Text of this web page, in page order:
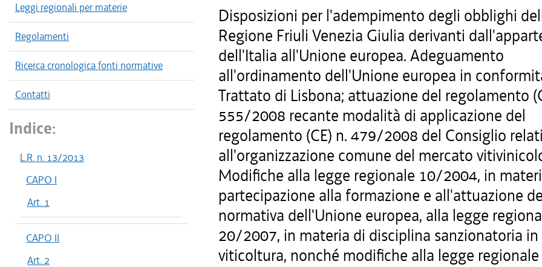
Leggi regionali per materie
Regolamenti
Ricerca cronologica fonti normative
Contatti
Indice:
L.R. n. 13/2013
CAPO I
Art. 1
CAPO II
Art. 2
Disposizioni per l'adempimento degli obblighi
Regione Friuli Venezia Giulia derivanti
dell'Italia all'Unione europea. Adeguamento
all'ordinamento dell'Unione europea in
Trattato di Lisbona; attuazione del regolamento
555/2008 recante modalità di applicazione del
regolamento (CE) n. 479/2008 del Consiglio
all'organizzazione comune del mercato
Modifiche alla legge regionale 10/2004, in
partecipazione alla formazione e all'attuazione
normativa dell'Unione europea, alla legge
20/2007, in materia di disciplina sanzionatoria in
viticoltura, nonché modifiche alla legge regionale